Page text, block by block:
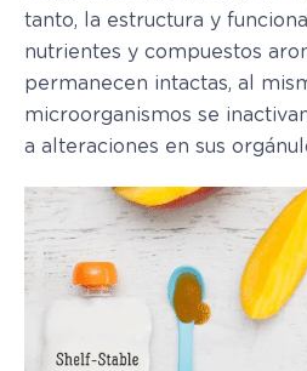
tanto, la estructura y
nutrientes y compuestos
permanecen intactas, al
microorganismos se
a alteraciones en sus